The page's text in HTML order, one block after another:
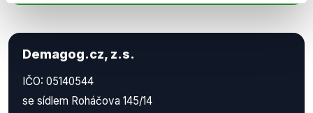
Demagog.cz, z.s.
IČO: 05140544
se sídlem Roháčova 145/14